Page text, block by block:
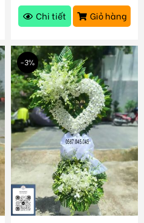
Chi tiết
Giỏ hàng
-3%